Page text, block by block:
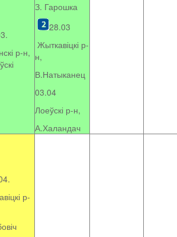
р-н,
З. Гарошка
28.03
Жыткавіцкі р-
н,
В.Натыканец
03.04
Лоеўскі р-н,
А.Халандач
р-